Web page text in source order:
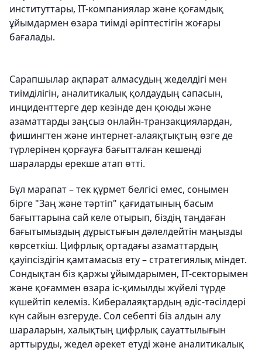
институттары, IT-компаниялар және қоғамдық
ұйымдармен өзара тиімді әріптестігін жоғары
бағалады.
Сарапшылар ақпарат алмасудың жеделдігі мен
тиімділігін, аналитикалық қолдаудың сапасын,
инциденттерге дер кезінде ден қоюды және
азаматтарды заңсыз онлайн-транзакциялардан,
фишингтен және интернет-алаяқтықтың өзге де
түрлерінен қорғауға бағытталған кешенді
шараларды ерекше атап өтті.
Бұл марапат – тек құрмет белгісі емес, сонымен
бірге "Заң және тәртіп" қағидатының басым
бағыттарына сай келе отырып, біздің таңдаған
бағытымыздың дұрыстығын дәлелдейтін маңызды
көрсеткіш. Цифрлық ортадағы азаматтардың
қауіпсіздігін қамтамасыз ету – стратегиялық міндет.
Сондықтан біз қаржы ұйымдарымен, IT-секторымен
және қоғаммен өзара іс-қимылды жүйелі түрде
күшейтіп келеміз. Кибералаяқтардың әдіс-тәсілдері
күн сайын өзгеруде. Сол себепті біз алдын алу
шараларын, халықтың цифрлық сауаттылығын
арттыруды, жедел әрекет етуді және аналитикалық